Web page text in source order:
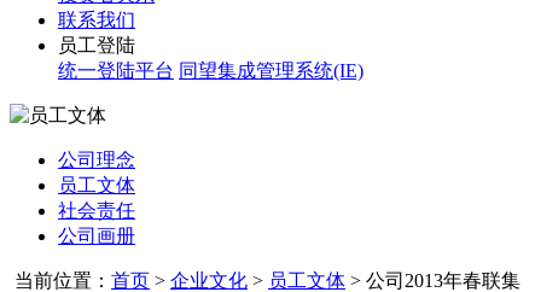
联系我们
员工登陆
统一登陆平台 同望集成管理系统(IE)
公司理念
员工文体
社会责任
公司画册
当前位置： 首页 > 企业文化 > 员工文体 > 公司2013年春联集